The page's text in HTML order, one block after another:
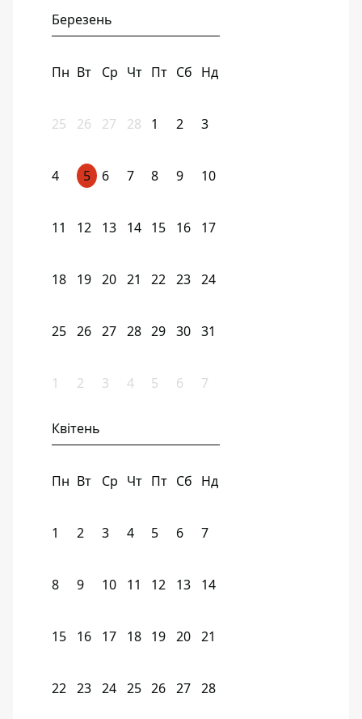
Березень
Пн Вт Ср Чт Пт Сб Нд
25 26 27 28 1 2 3
4 5 6 7 8 9 10
11 12 13 14 15 16 17
18 19 20 21 22 23 24
25 26 27 28 29 30 31
1 2 3 4 5 6 7
Квітень
Пн Вт Ср Чт Пт Сб Нд
1 2 3 4 5 6 7
8 9 10 11 12 13 14
15 16 17 18 19 20 21
22 23 24 25 26 27 28